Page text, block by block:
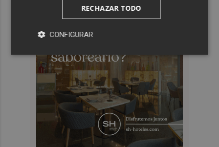
RECHAZAR TODO
CONFIGURAR